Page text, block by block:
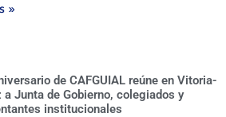
»
de CAFGUIAL reúne en Vitoria-
a Junta de Gobierno, colegiados y
institucionales